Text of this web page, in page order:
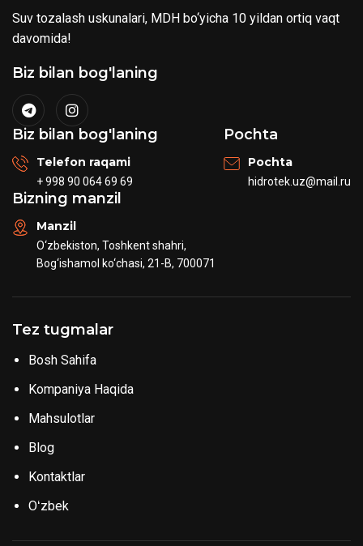
Suv tozalash uskunalari, MDH bo‘yicha 10 yildan ortiq vaqt
davomida!
Biz bilan bog'laning
Biz bilan bog'laning
Telefon raqami
+ 998 90 064 69 69
Pochta
Pochta
hidrotek.uz@mail.ru
Bizning manzil
Manzil
O‘zbekiston, Toshkent shahri,
Bog‘ishamol ko‘chasi, 21-B, 700071
Tez tugmalar
Bosh Sahifa
Kompaniya Haqida
Mahsulotlar
Blog
Kontaktlar
Oʻzbek